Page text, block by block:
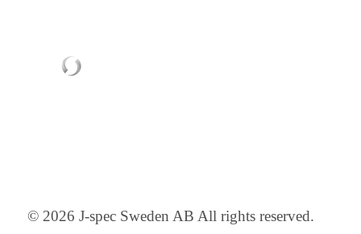
© 2026 J-spec Sweden AB All rights reserved.